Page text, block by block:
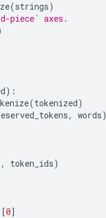
(strings)
piece` axes.
):
(tokenized)
, words
, token_ids)
0]